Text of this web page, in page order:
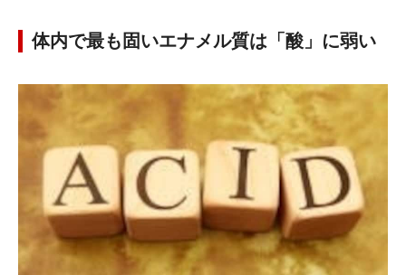
体内で最も固いエナメル質は「酸」に弱い